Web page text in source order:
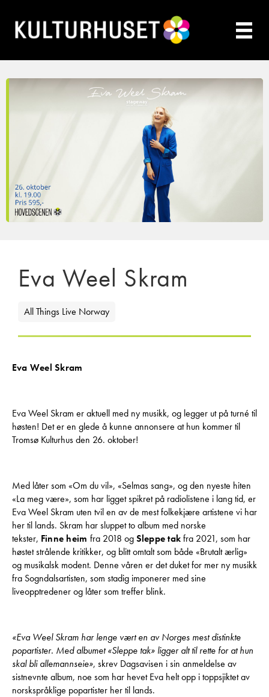
Eva Weel Skram
All Things Live Norway
Eva Weel Skram
Eva Weel Skram er aktuell med ny musikk, og legger ut på turné til
høsten! Det er en glede å kunne annonsere at hun kommer til
Tromsø Kulturhus den 26. oktober!
Med låter som «Om du vil», «Selmas sang», og den nyeste hiten
«La meg være», som har ligget spikret på radiolistene i lang tid, er
Eva Weel Skram uten tvil en av de mest folkekjære artistene vi har
her til lands. Skram har sluppet to album med norske
tekster, Finne heim fra 2018 ogSleppe takfra 2021, som har
høstet strålende kritikker, og blitt omtalt som både «Brutalt ærlig»
og musikalsk modent. Denne våren er det duket for mer ny musikk
fra Sogndalsartisten, som stadig imponerer med sine
liveopptredener og låter som treffer blink.
«Eva Weel Skram har lenge vært en av Norges mest distinkte
popartister. Med albumet «Sleppe tak» ligger alt til rette for at hun
skal bli allemannseie», skrev Dagsavisen i sin anmeldelse av
sistnevnte album, noe som har hevet Eva helt opp i toppsjiktet av
norskspråklige popartister her til lands.